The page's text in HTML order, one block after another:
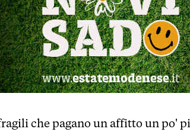
che pagano un affitto un po'